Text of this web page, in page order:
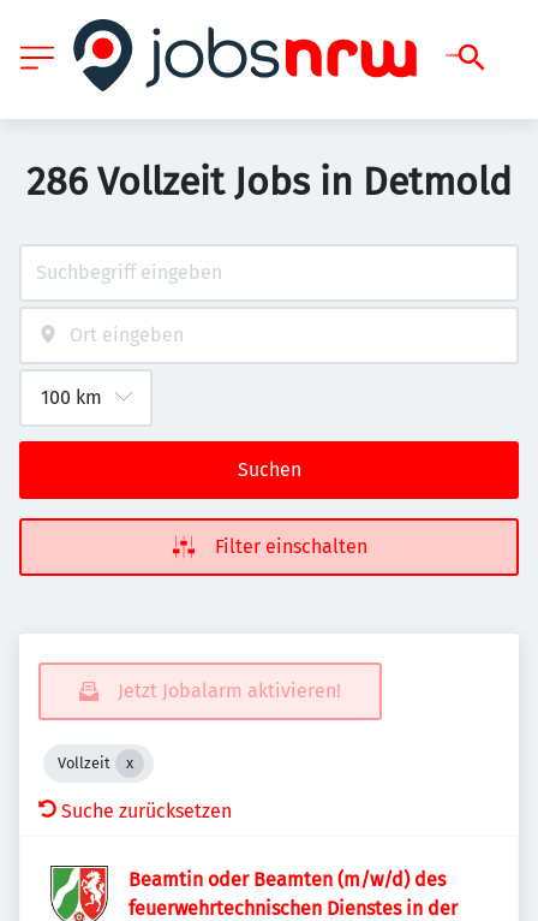
286 Vollzeit Jobs in Detmold
Suchen
Filter einschalten
Jetzt Jobalarm aktivieren!
Vollzeit
Suche zurücksetzen
Beamtin oder Beamten (m/w/d) des
feuerwehrtechnischen Dienstes in der